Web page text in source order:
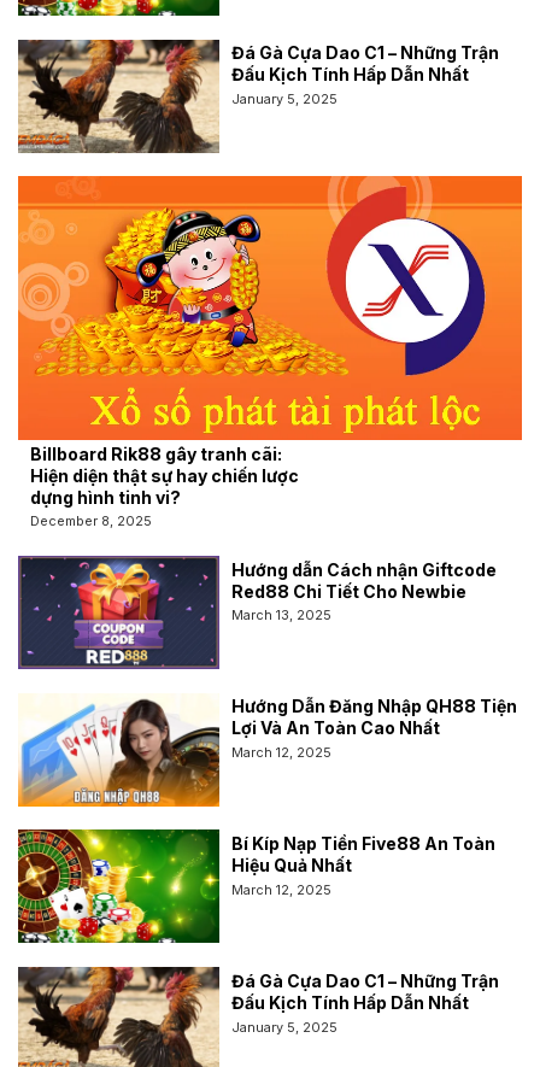
Đá Gà Cựa Dao C1 – Những Trận
Đấu Kịch Tính Hấp Dẫn Nhất
January 5, 2025
Billboard Rik88 gây tranh cãi:
Hiện diện thật sự hay chiến lược
dựng hình tinh vi?
December 8, 2025
Hướng dẫn Cách nhận Giftcode
Red88 Chi Tiết Cho Newbie
March 13, 2025
Hướng Dẫn Đăng Nhập QH88 Tiện
Lợi Và An Toàn Cao Nhất
March 12, 2025
Bí Kíp Nạp Tiền Five88 An Toàn
Hiệu Quả Nhất
March 12, 2025
Đá Gà Cựa Dao C1 – Những Trận
Đấu Kịch Tính Hấp Dẫn Nhất
January 5, 2025